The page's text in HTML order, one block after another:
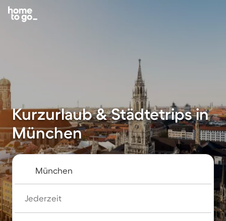
Kurzurlaub & Städtetrips in
München
Jederzeit